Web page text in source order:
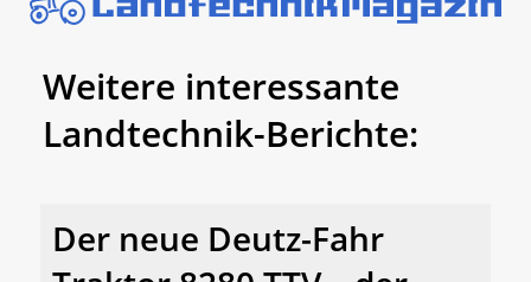
Weitere interessante
Landtechnik-Berichte:
Der neue Deutz-Fahr